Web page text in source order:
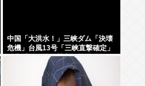
中国「大洪水！」三峡ダム「決壊
危機」台風13号「三峡直撃確定」
日本「最も強い勢力で接近！（伊
勢湾台風級」台風13号と15号「中
国本土でぶつかり合う（前代未